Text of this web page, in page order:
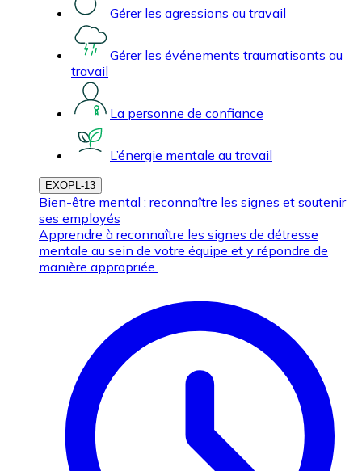
Gérer les agressions au travail
Gérer les événements traumatisants au
travail
La personne de confiance
L’énergie mentale au travail
EXOPL-13
Bien-être mental : reconnaître les signes et soutenir
ses employés
Apprendre à reconnaître les signes de détresse
mentale au sein de votre équipe et y répondre de
manière appropriée.